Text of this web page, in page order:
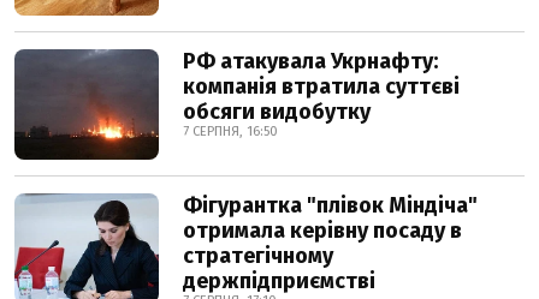
РФ атакувала Укрнафту:
компанія втратила суттєві
обсяги видобутку
7 СЕРПНЯ, 16:50
Фігурантка "плівок Міндіча"
отримала керівну посаду в
стратегічному
держпідприємстві